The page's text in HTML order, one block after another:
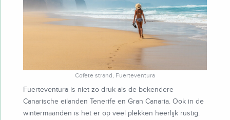
Cofete strand, Fuerteventura
Fuerteventura is niet zo druk als de bekendere
Canarische eilanden Tenerife en Gran Canaria. Ook in de
wintermaanden is het er op veel plekken heerlijk rustig.